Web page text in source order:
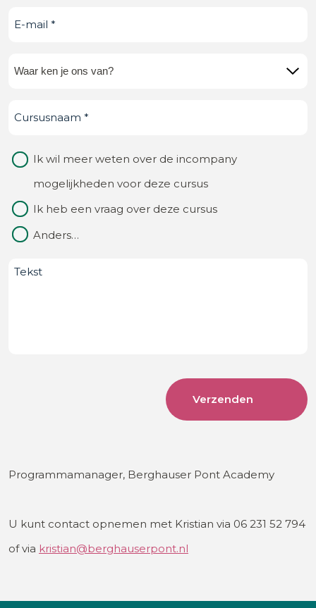
E-
Waar
je
van?
(Vereist)
Cursusnaam (Vereist)
Waarom
contact
Ik wil meer weten over de incompany
mogelijkheden voor deze cursus
Ik heb een vraag over deze cursus
Anders…
Bericht
Programmamanager, Berghauser Pont Academy
U kunt contact opnemen met Kristian via 06 231 52 794
of via kristian@berghauserpont.nl